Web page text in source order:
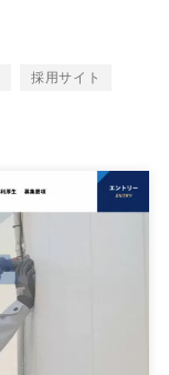
採用サイト